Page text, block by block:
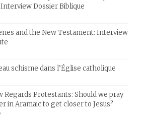
Interview Dossier Biblique
and the New Testament: Interview
schisme dans l’Église catholique
Regards Protestants: Should we pray
in Aramaic to get closer to Jesus?